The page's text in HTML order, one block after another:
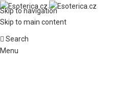
Skip to navigation
Skip to main content
Search
Menu